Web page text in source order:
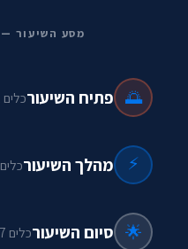
מסע השיעור — 3 שלבים × 3 כלים
🌅 פתיח השיעורכלים 1–3
⚡ מהלך השיעורכלים 4–6
🌟 סיום השיעורכלים 7–9